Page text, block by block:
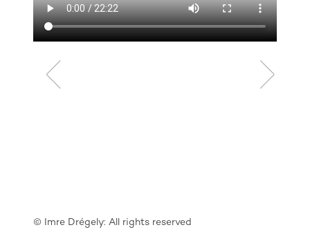
© Imre Drégely: All rights reserved